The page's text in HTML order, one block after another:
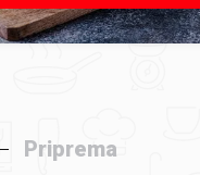
Priprema